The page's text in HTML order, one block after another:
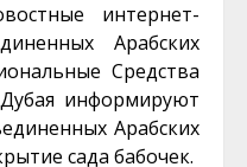
интернет-
Арабских
Средства
информируют
Арабских
сада бабочек.